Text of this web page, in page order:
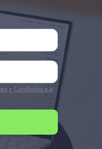
e Condições e a